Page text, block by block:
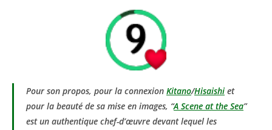
Pour son propos, pour la connexion Kitano/Hisaishi et
pour la beauté de sa mise en images, “A Scene at the Sea”
est un authentique chef-d’œuvre devant lequel les